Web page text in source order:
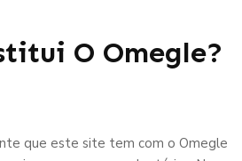
O Omegle?
que este site tem com o Omegle